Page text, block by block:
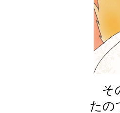
そ
たの